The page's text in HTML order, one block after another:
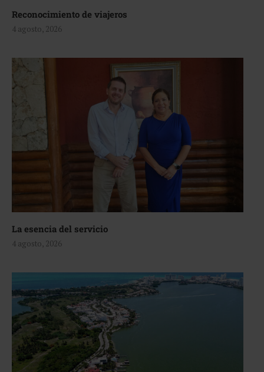
Reconocimiento de viajeros
4 agosto, 2026
La esencia del servicio
4 agosto, 2026